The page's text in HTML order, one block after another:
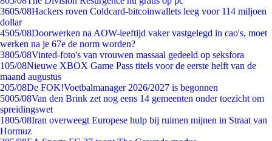
3605/08Hackers roven Coldcard-bitcoinwallets leeg voor 114 miljoen
dollar
4505/08Doorwerken na AOW-leeftijd vaker vastgelegd in cao's, moet
werken na je 67e de norm worden?
3805/08Vinted-foto's van vrouwen massaal gedeeld op seksfora
105/08Nieuwe XBOX Game Pass titels voor de eerste helft van de
maand augustus
205/08De FOK!Voetbalmanager 2026/2027 is begonnen
5005/08Van den Brink zet nog eens 14 gemeenten onder toezicht om
spreidingswet
1805/08Iran overweegt Europese hulp bij ruimen mijnen in Straat van
Hormuz